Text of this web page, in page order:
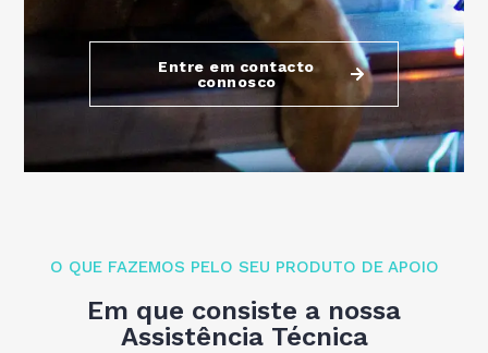
Entre em contacto
connosco
O QUE FAZEMOS PELO SEU PRODUTO DE APOIO
Em que consiste a nossa
Assistência Técnica